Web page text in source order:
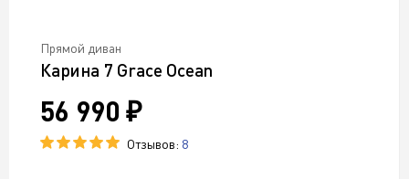
Прямой диван
Карина 7 Grace Ocean
56 990 ₽
Отзывов: 8